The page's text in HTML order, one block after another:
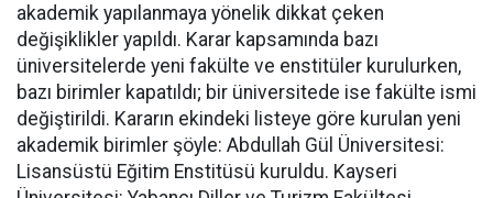
akademik yapılanmaya yönelik dikkat çeken
değişiklikler yapıldı. Karar kapsamında bazı
üniversitelerde yeni fakülte ve enstitüler kurulurken,
bazı birimler kapatıldı; bir üniversitede ise fakülte ismi
değiştirildi. Kararın ekindeki listeye göre kurulan yeni
akademik birimler şöyle: Abdullah Gül Üniversitesi:
Lisansüstü Eğitim Enstitüsü kuruldu. Kayseri